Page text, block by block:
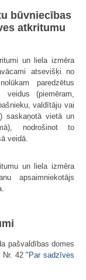
būvniecības
atkritumu
un liela izmēra
atsevišķi no
paredzētus
(piemēram,
valdītāju vai
saskaņotā vietā un
nodrošinot to
veidā.
un liela izmēra
apsaimniekotājs
pašvaldības domes
Nr. 42 " Par sadzīves